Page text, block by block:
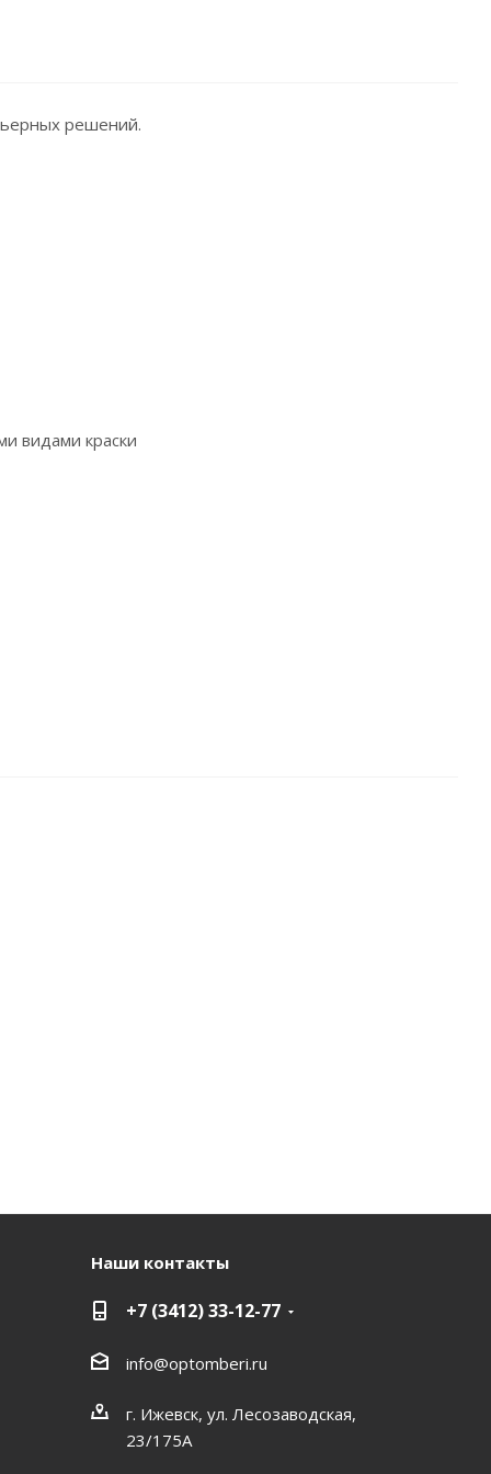
решений.
видами краски
Наши контакты
+7 (3412) 33-12-77
info@optomberi.ru
г. Ижевск, ул. Лесозаводская,
23/175А